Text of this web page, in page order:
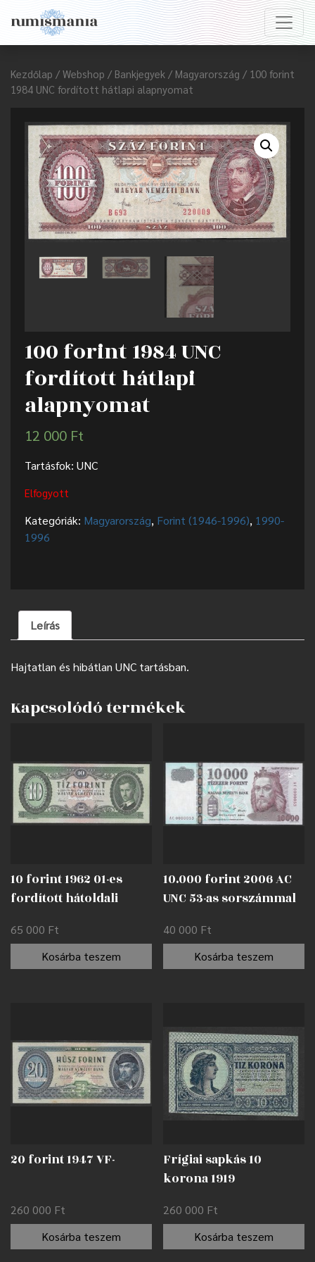
Kezdőlap / Webshop / Bankjegyek / Magyarország / 100 forint
1984 UNC fordított hátlapi alapnyomat
100 forint 1984 UNC
fordított hátlapi
alapnyomat
12 000 Ft
Tartásfok: UNC
Elfogyott
Kategóriák: Magyarország, Forint (1946-1996), 1990-
1996
Leírás
Hajtatlan és hibátlan UNC tartásban.
Kapcsolódó termékek
10 forint 1962 01-es
fordított hátoldali
65 000 Ft
Kosárba teszem
10.000 forint 2006 AC
UNC 53-as sorszámmal
40 000 Ft
Kosárba teszem
20 forint 1947 VF-
260 000 Ft
Kosárba teszem
Frígiai sapkás 10
korona 1919
260 000 Ft
Kosárba teszem